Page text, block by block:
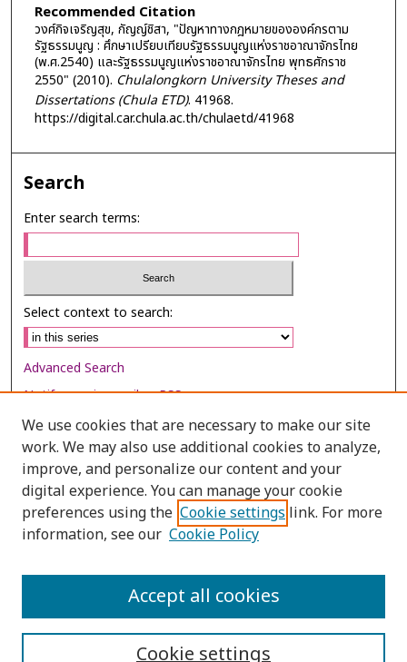
Recommended Citation
วงศ์กิจเจริญสุข, กัญญ์ชิสา, "ปัญหาทางกฎหมายขององค์กรตาม
รัฐธรรมนูญ : ศึกษาเปรียบเทียบรัฐธรรมนูญแห่งราชอาณาจักรไทย
(พ.ศ.2540) และรัฐธรรมนูญแห่งราชอาณาจักรไทย พุทธศักราช
2550" (2010). Chulalongkorn University Theses and
Dissertations (Chula ETD). 41968.
https://digital.car.chula.ac.th/chulaetd/41968
Search
Enter search terms:
Select context to search:
Advanced Search
Notify me via email orRSS
Browse
Collections
Disciplines
Authors
We use cookies that are necessary to make our site
work. We may also use additional cookies to analyze,
improve, and personalize our content and your
digital experience. You can manage your cookie
preferences using the Cookie settings link. For more
information, see our Cookie Policy
Cookie settings
Accept all cookies